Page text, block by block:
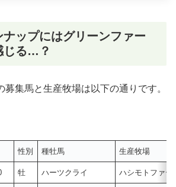
ップにはグリーンファー
じる…？
集馬と生産牧場は以下の通りです。
性別 種牡馬 生産牧場
牡 ハーツクライ ハシモトファー